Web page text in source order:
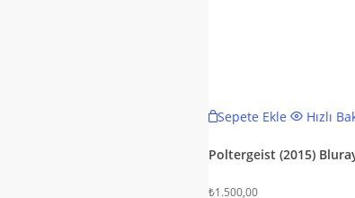
Sepete Ekle Hızlı
Poltergeist (2015)
₺1.500,00